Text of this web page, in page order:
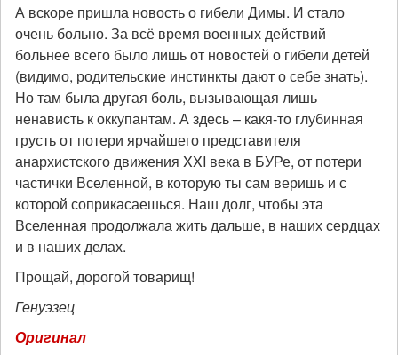
А вскоре пришла новость о гибели Димы. И стало
очень больно. За всё время военных действий
больнее всего было лишь от новостей о гибели детей
(видимо, родительские инстинкты дают о себе знать).
Но там была другая боль, вызывающая лишь
ненависть к оккупантам. А здесь – какя-то глубинная
грусть от потери ярчайшего представителя
анархистского движения XXI века в БУРе, от потери
частички Вселенной, в которую ты сам веришь и с
которой соприкасаешься. Наш долг, чтобы эта
Вселенная продолжала жить дальше, в наших сердцах
и в наших делах.
Прощай, дорогой товарищ!
Генуэзец
Оригинал